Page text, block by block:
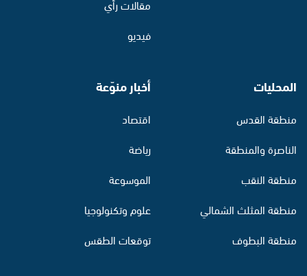
مقالات رأي
فيديو
المحليات
منطقة القدس
الناصرة والمنطقة
منطقة النقب
منطقة المثلث الشمالي
منطقة البطوف
أخبار منوّعة
اقتصاد
رياضة
الموسوعة
علوم وتكنولوجيا
توقعات الطقس